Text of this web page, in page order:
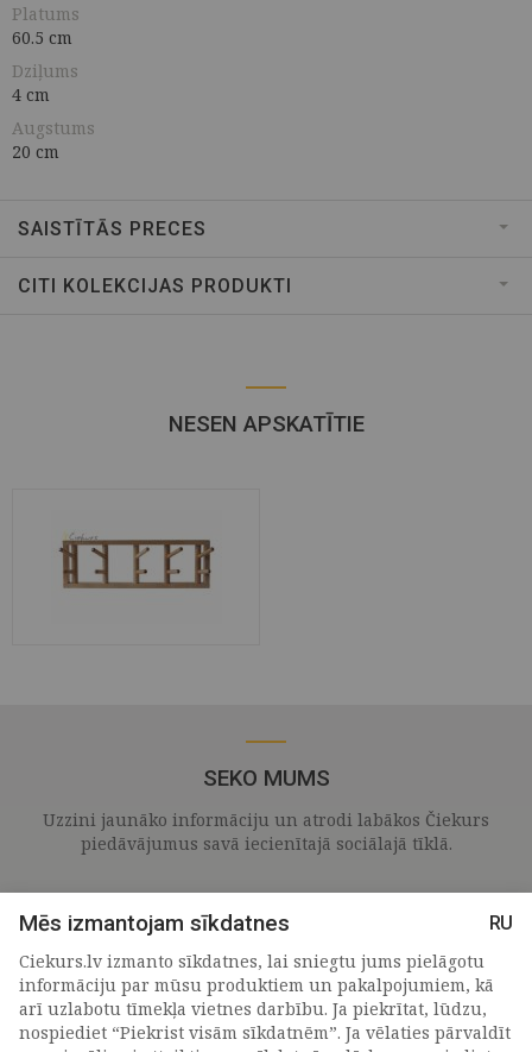
Platums
60.5 cm
Dziļums
4 cm
Augstums
20 cm
SAISTĪTĀS PRECES
CITI KOLEKCIJAS PRODUKTI
NESEN APSKATĪTIE
SEKO MUMS
Uzzini jaunāko informāciju un atrodi labākos Čiekurs
piedāvājumus savā iecienītajā sociālajā tīklā.
Mēs izmantojam sīkdatnes
RU
Ciekurs.lv izmanto sīkdatnes, lai sniegtu jums pielāgotu
informāciju par mūsu produktiem un pakalpojumiem, kā
arī uzlabotu tīmekļa vietnes darbību. Ja piekrītat, lūdzu,
nospiediet “Piekrist visām sīkdatnēm”. Ja vēlaties pārvaldīt